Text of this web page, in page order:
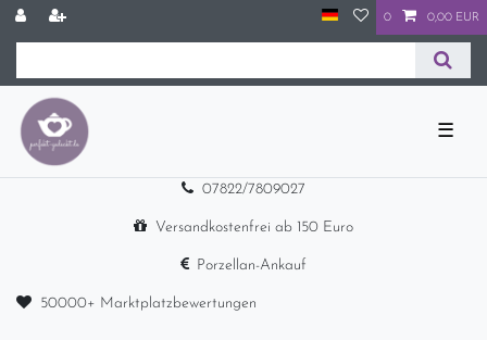
0 0,00 EUR
☰
07822/7809027
Versandkostenfrei ab 150 Euro
Porzellan-Ankauf
50000+ Marktplatzbewertungen